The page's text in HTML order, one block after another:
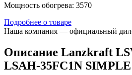
Мощность обогрева: 3570
Подробнее о товаре
Наша компания — официальный
Описание Lanzkraft
LSAH-35FC1N